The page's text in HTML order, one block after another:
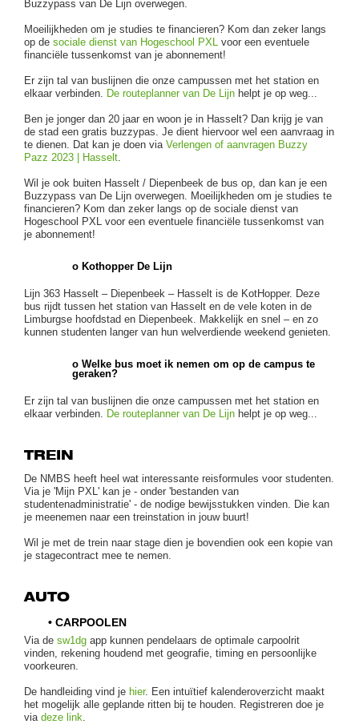
Buzzypass van De Lijn overwegen.
Moeilijkheden om je studies te financieren? Kom dan zeker langs
op desociale dienst van Hogeschool PXL voor een eventuele
financiële tussenkomst van je abonnement!
Er zijn tal van buslijnen die onze campussen met het station en
elkaar verbinden. De routeplanner van De Lijn helpt je op weg...
Ben je jonger dan 20 jaar en woon je in Hasselt? Dan krijg je van
de stad een gratis buzzypas. Je dient hiervoor wel een aanvraag in
te dienen. Dat kan je doen viaVerlengen of aanvragen Buzzy
Pazz 2023 | Hasselt.
Wil je ook buiten Hasselt / Diepenbeek de bus op, dan kan je een
Buzzypass van De Lijn overwegen. Moeilijkheden om je studies te
financieren? Kom dan zeker langs op de sociale dienst van
Hogeschool PXL voor een eventuele financiële tussenkomst van
je abonnement!
o Kothopper De Lijn
Lijn 363 Hasselt – Diepenbeek – Hasselt is de KotHopper. Deze
bus rijdt tussen het station van Hasselt en de vele koten in de
Limburgse hoofdstad en Diepenbeek. Makkelijk en snel – en zo
kunnen studenten langer van hun welverdiende weekend genieten.
o Welke bus moet ik nemen om op de campus te
geraken?
Er zijn tal van buslijnen die onze campussen met het station en
elkaar verbinden. De routeplanner van De Lijn helpt je op weg...
TREIN
De NMBS heeft heel wat interessante reisformules voor studenten.
Via je 'Mijn PXL' kan je - onder 'bestanden van
studentenadministratie' - de nodige bewijsstukken vinden. Die kan
je meenemen naar een treinstation in jouw buurt!
Wil je met de trein naar stage dien je bovendien ook een kopie van
je stagecontract mee te nemen.
AUTO
• CARPOOLEN
Via desw1dg app kunnen pendelaars de optimale carpoolrit
vinden, rekening houdend met geografie, timing en persoonlijke
voorkeuren.
De handleiding vind je hier. Een intuïtief kalenderoverzicht maakt
het mogelijk alle geplande ritten bij te houden. Registreren doe je
viadeze link.